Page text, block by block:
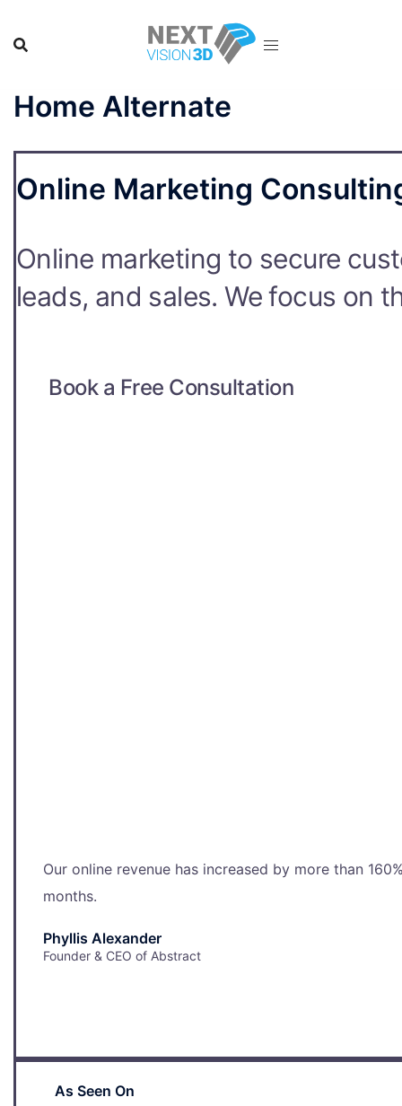
content
Home Alternate
Online Marketing
Online marketing to secure
leads, and sales. We focus on
Book a Free Consultation
Our online revenue has increased by more than
months.
Phyllis Alexander
Founder & CEO of Abstract
As Seen On